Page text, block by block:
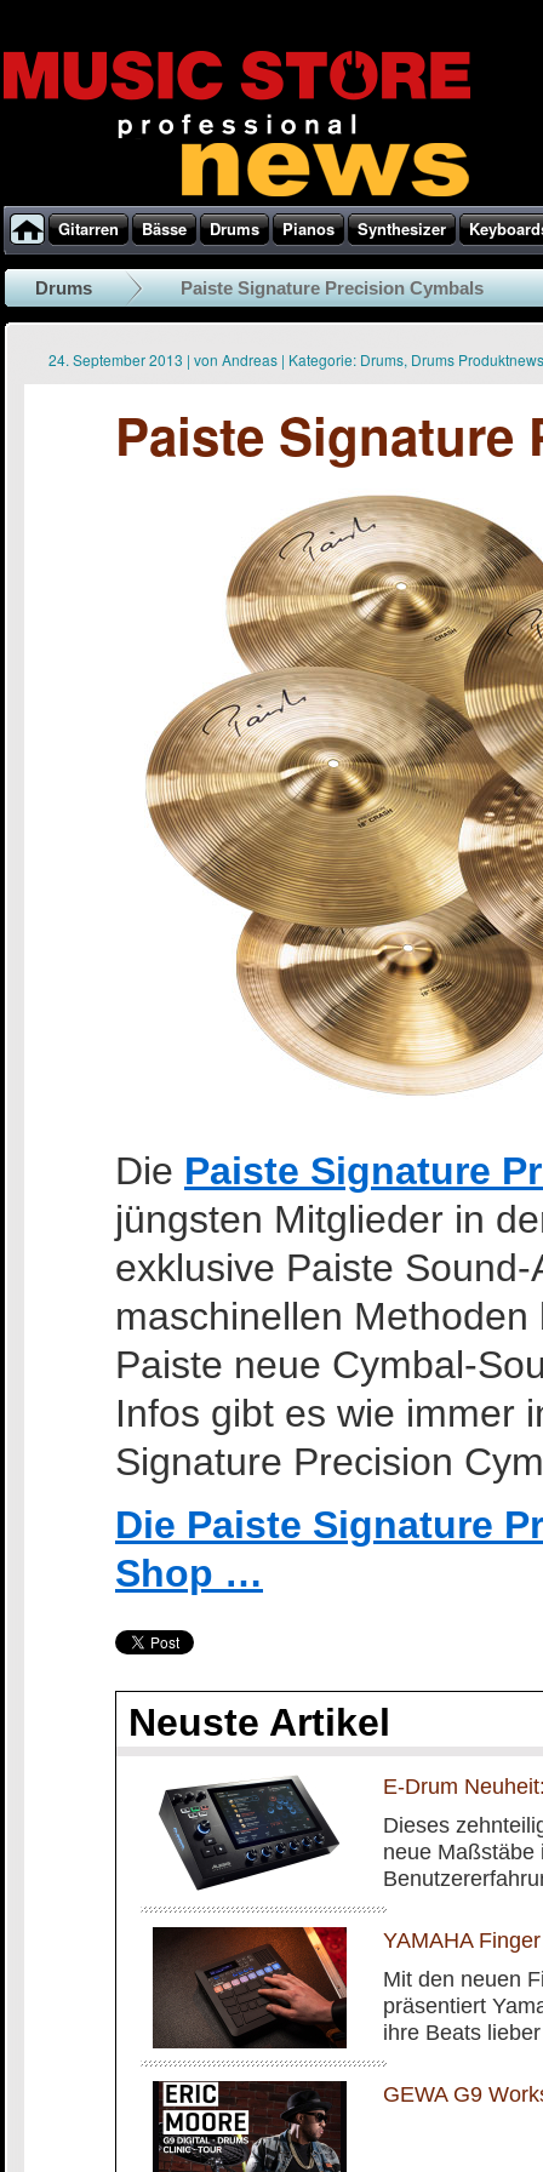
Gitarren Bässe Drums Pianos Synthesizer
Drums Paiste Signature Precision Cymbals
24. September 2013 | von Andreas | Kategorie: Drums, Drums Produktnews
Paiste Signature
Die Paiste Signature
jüngsten Mitglieder in
exklusive Paiste
maschinellen
Paiste neue Cymbal-
Infos gibt es wie immer
Signature Precision
Die Paiste Signature
Shop …
Neuste Artikel
E-Drum
Dieses
neue Maßstäbe
YAMAHA
Mit den neuen
präsentiert
ihre Beats
GEWA G9